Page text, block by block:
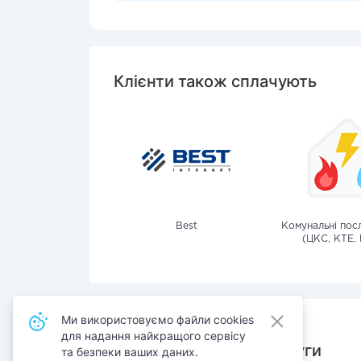
Клієнти також сплачують
Best
Комунальні
(ЦКС, КТЕ,
Також сплачують послуги
Ми використовуємо файли cookies
для надання найкращого сервісу
та безпеки ваших даних.